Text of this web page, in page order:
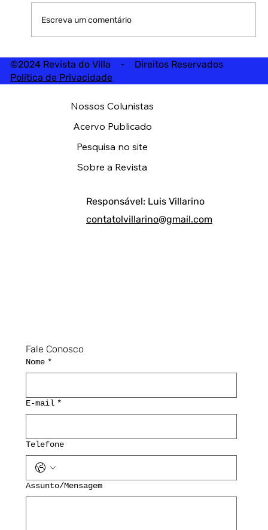
Escreva um comentário
©2024 Revista do Villa - Direitos Reservados
Política de Privacidade
Fale Conosco
Nome *
E-mail *
Telefone
Assunto/Mensagem
Responsável: Luis Villarino
contatolvillarino@gmail.com
Nossos Colunistas
Acervo Publicado
Pesquisa no site
Sobre a Revista